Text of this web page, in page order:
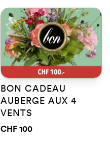
BON CADEAU
AUBERGE AUX 4
VENTS
CHF 100